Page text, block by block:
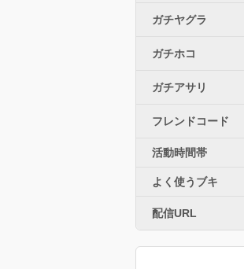
ガチヤグラ
ガチホコ
ガチアサリ
フレンドコード
活動時間帯
よく使うブキ
配信URL